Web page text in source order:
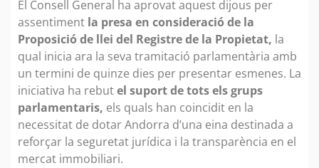
El Consell General ha aprovat aquest dijous per
assentiment la presa en consideració de la
Proposició de llei del Registre de la Propietat, la
qual inicia ara la seva tramitació parlamentària amb
un termini de quinze dies per presentar esmenes. La
iniciativa ha rebutel suport de tots els grups
parlamentaris, els quals han coincidit en la
necessitat de dotar Andorra d’una eina destinada a
reforçar la seguretat jurídica i la transparència en el
mercat immobiliari.